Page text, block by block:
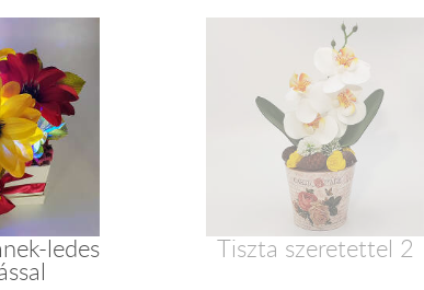
ledes Tiszta szeretettel 2